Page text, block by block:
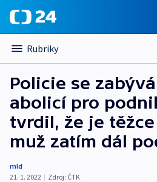
Rubriky
Policie se
abolicí pro
tvrdil, že je
muž zatím dál
mld
21. 1. 2022 | Zdroj: ČTK